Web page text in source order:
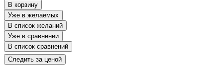
В корзину
Уже в желаемых
В список желаний
Уже в сравнении
В список сравнений
Следить за ценой